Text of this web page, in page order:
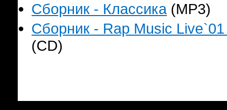
Сборник - Классика(MP3)
Сборник - Rap Music
(CD)